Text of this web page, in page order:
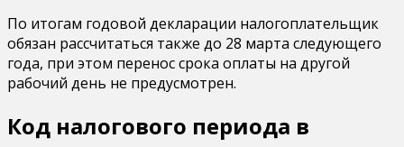
По итогам годовой декларации налогоплательщик
обязан рассчитаться также до 28 марта следующего
года, при этом перенос срока оплаты на другой
рабочий день не предусмотрен.
Код налогового периода в